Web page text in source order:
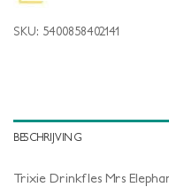
SKU: 5400858402141
BESCHRIJVING
Trixie Drinkfles Mrs